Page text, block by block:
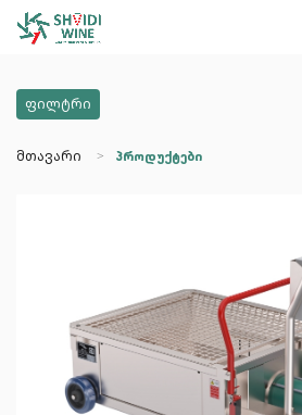
ფილტრი
მთავარი პროდუქტები